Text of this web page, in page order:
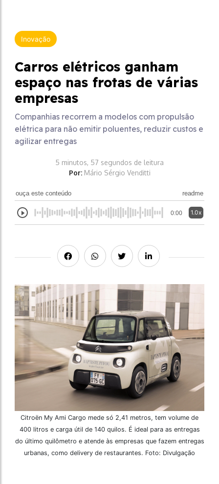
Inovação
Carros elétricos ganham
espaço nas frotas de várias
empresas
Companhias recorrem a modelos com propulsão
elétrica para não emitir poluentes, reduzir custos e
agilizar entregas
5 minutos, 57 segundos de leitura
Por: Mário Sérgio Venditti
ouça este conteúdo readme
0:00 1.0x
Citroën My Ami Cargo mede só 2,41 metros, tem volume de
400 litros e carga útil de 140 quilos. É ideal para as entregas
do último quilômetro e atende às empresas que fazem entregas
urbanas, como delivery de restaurantes. Foto: Divulgação